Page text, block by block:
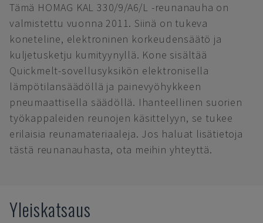
Tämä HOMAG KAL 330/9/A6/L -reunanauha on
valmistettu vuonna 2011. Siinä on tukeva
koneteline, elektroninen korkeudensäätö ja
kuljetusketju kumityynyllä. Kone sisältää
Quickmelt-sovellusyksikön elektronisella
lämpötilansäädöllä ja painevyöhykkeen
pneumaattisella säädöllä. Ihanteellinen suorien
työkappaleiden reunojen käsittelyyn, se tukee
erilaisia reunamateriaaleja. Jos haluat lisätietoja
tästä reunanauhasta, ota meihin yhteyttä.
Yleiskatsaus